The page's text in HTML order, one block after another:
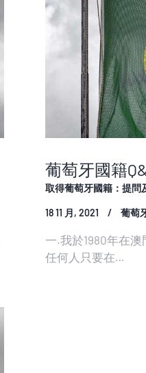
葡萄牙國籍
取得葡萄牙國籍：提問
18 11 月, 2021
葡萄
一.我於1980年在
任何人只要在…